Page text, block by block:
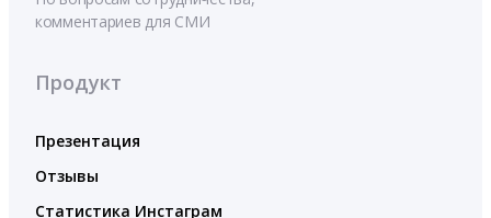
комментариев для СМИ
Продукт
Презентация
Отзывы
Статистика Инстаграм